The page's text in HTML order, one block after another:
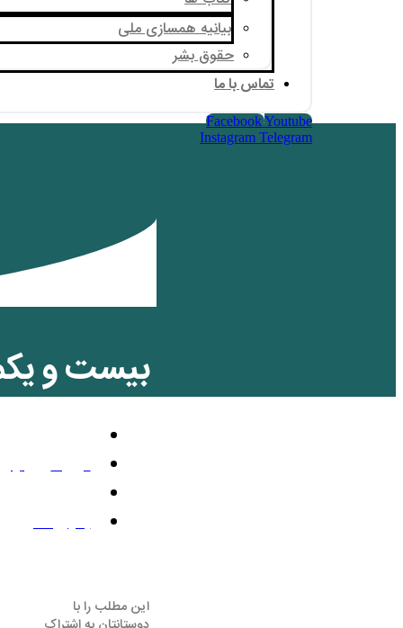
بیانیه همسازی ملی
حقوق بشر
تماس با ما
FacebookYoutube
Instagram Telegram
بیست و
فوریه 22, 2025
بدون نظر
این مطلب را با